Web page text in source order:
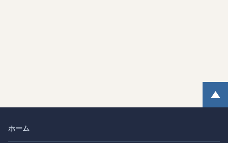
ホーム